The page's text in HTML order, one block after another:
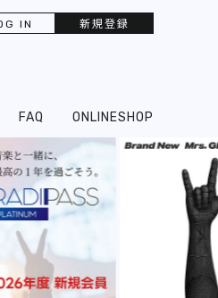
IN 新規登録
FAQ ONLINESHOP
next